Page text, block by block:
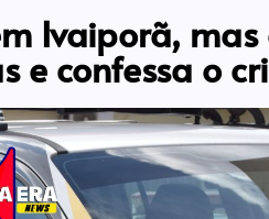
Ivaiporã, mas
e confessa o